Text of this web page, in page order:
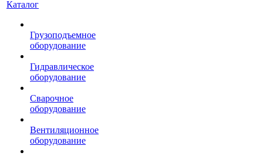
Каталог
Грузоподъемное
оборудование
Гидравлическое
оборудование
Сварочное
оборудование
Вентиляционное
оборудование